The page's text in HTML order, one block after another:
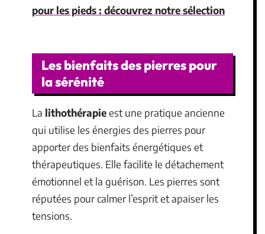
pour les pieds : découvrez notre sélection
Les bienfaits des pierres pour
la sérénité
La lithothérapieest une pratique ancienne
qui utilise les énergies des pierres pour
apporter des bienfaits énergétiques et
thérapeutiques. Elle facilite le détachement
émotionnel et la guérison. Les pierres sont
réputées pour calmer l’esprit et apaiser les
tensions.